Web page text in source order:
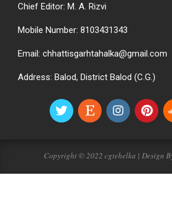
Chief Editor: M. A. Rizvi
Mobile Number: 8103431343
Email: chhattisgarhtahalka@gmail.com
Address: Balod, District Balod (C.G.)
Copyright © 2022 cgtehelka | Design